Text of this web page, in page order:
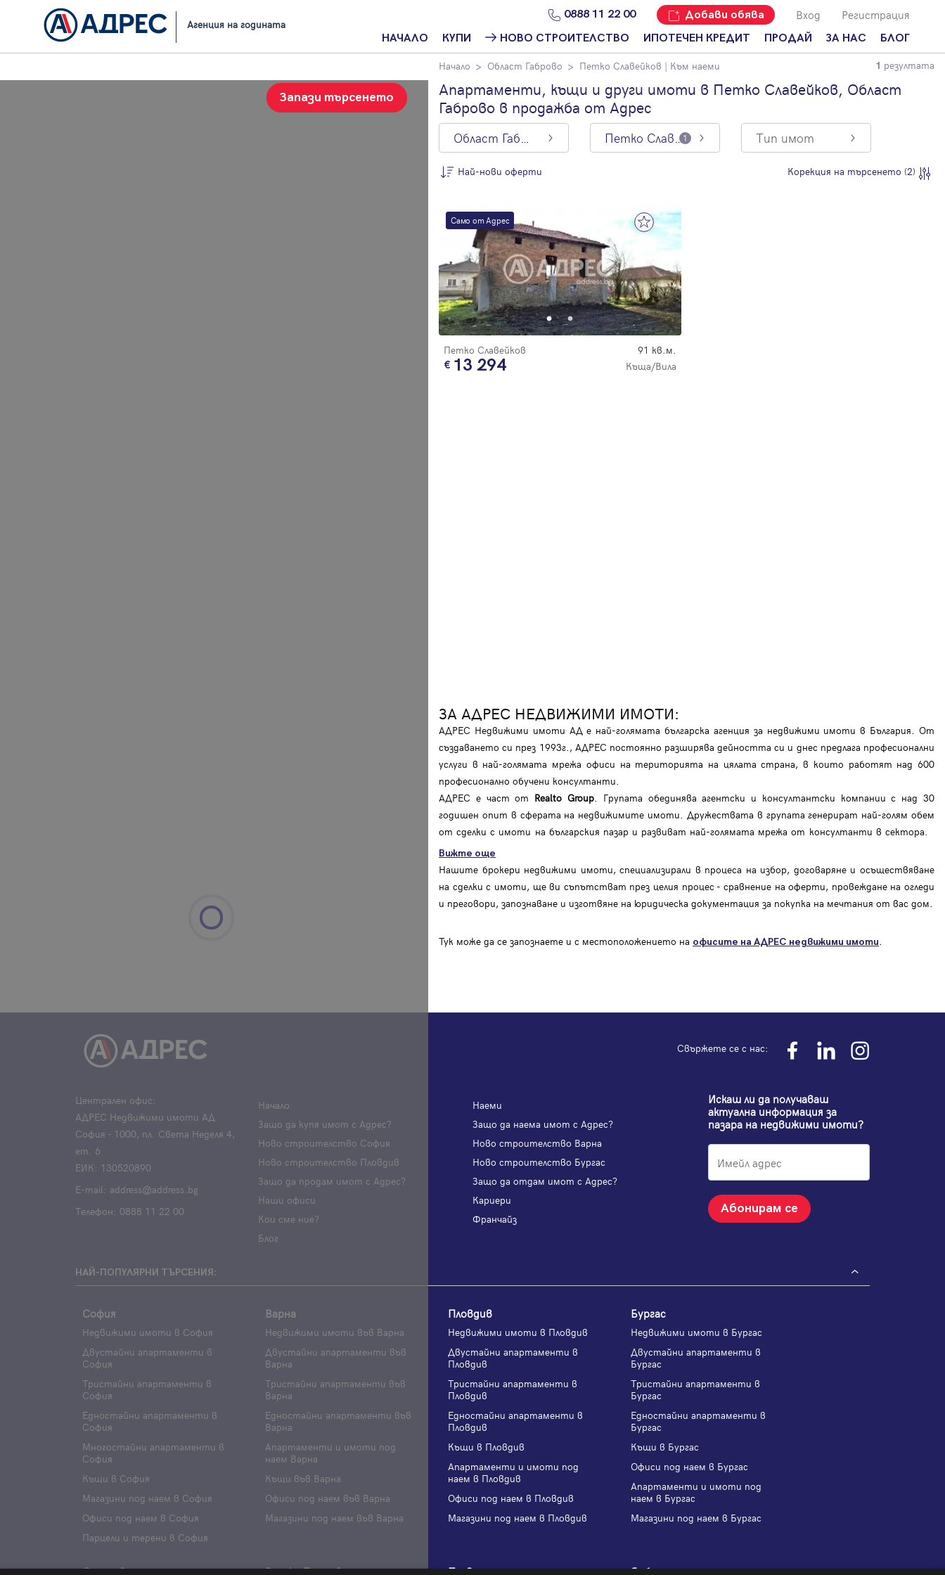
Агенция на годината
0888 11 22 00 Добави обява Вход Регистрация
НАЧАЛО КУПИ
Намери
имот
Защо да купя
Адрес?
НОВО СТРОИТЕЛСТВО
Ново
София
Ново
строителство
Варна
Ново
Ново
строителство
Бургас
Проекти ново
строителство
ИПОТЕЧЕН КРЕДИТ ПРОДАЙ
имот с
Адрес?
ЗА НАС
Кариери
Кои сме ние?
Мениджмънт
Address Run
БЛОГ
За продавачи
За купувачи
Ипотечно
наемодатели
Начало Резултати от търсене
Начало Област Габрово Петко Славейков | Към наеми 1 резултата
Апартаменти, къщи и други имоти в Петко Славейков, Област
Габрово в продажба от Адрес
Запази търсенето
Област Габрово Петко Славейков1 Тип имот
Най-нови оферти
Най-нови
оферти
Цена на кв.м.
С намалена
цена
Корекция на търсенето (2)
Само от Адрес
Петко Славейков 91 кв.м.
13 294 Къща/Вила
ЗА АДРЕС НЕДВИЖИМИ ИМОТИ:
АДРЕС Недвижими имоти АД е най-голямата българска агенция за недвижими имоти в България. От
създаването си през 1993г., АДРЕС постоянно разширява дейността си и днес предлага професионални
услуги в най-голямата мрежа офиси на територията на цялата страна, в които работят над 600
професионално обучени консултанти.
АДРЕС е част от Realto Group. Групата обединява агентски и консултантски компании с над 30
годишен опит в сферата на недвижимите имоти. Дружествата в групата генерират най-голям обем
от сделки с имоти на българския пазар и развиват най-голямата мрежа от консултанти в сектора.
Вижте още
Нашите брокери недвижими имоти, специализирали в процеса на избор, договаряне и осъществяване
на сделки с имоти, ще ви съпътстват през целия процес - сравнение на оферти, провеждане на огледи
и преговори, запознаване и изготвяне на юридическа документация за покупка на мечтания от вас дом.
Тук може да се запознаете и с местоположението на офисите на АДРЕС недвижими имоти.
Благодарим ви! Проверете имейл адрес си, за да активирате
Свържете се с нас:
Централен офис:
АДРЕС Недвижими имоти АД
София - 1000, пл. Света Неделя 4,
ет. 6
ЕИК: 130520890
Е-mail: address@address.bg
Телефон: 0888 11 22 00
Начало
Наеми
Защо да купя имот с Адрес?
Защо да наема имот с Адрес?
Ново строителство София
Ново строителство Варна
Ново строителство Пловдив
Ново строителство Бургас
Защо да продам имот с Адрес?
Защо да отдам имот с Адрес?
Наши офиси
Кариери
Кои сме ние?
Франчайз
Блог
Искаш ли да получаваш
актуална информация за
пазара на недвижими имоти?
Абонирам се
НАЙ-ПОПУЛЯРНИ ТЪРСЕНИЯ:
София
Недвижими имоти в София
Двустайни апартаменти в
София
Тристайни апартаменти в
София
Едностайни апартаменти в
София
Многостайни апартаменти в
София
Къщи в София
Магазини под наем в София
Офиси под наем в София
Парцели и терени в София
Варна
Недвижими имоти във Варна
Двустайни апартаменти във
Варна
Тристайни апартаменти във
Варна
Едностайни апартаменти във
Варна
Апартаменти и имоти под
наем Варна
Къщи във Варна
Офиси под наем във Варна
Магазини под наем във Варна
Пловдив
Недвижими имоти в Пловдив
Двустайни апартаменти в
Пловдив
Тристайни апартаменти в
Пловдив
Едностайни апартаменти в
Пловдив
Къщи в Пловдив
Апартаменти и имоти под
наем в Пловдив
Офиси под наем в Пловдив
Магазини под наем в Пловдив
Бургас
Недвижими имоти в Бургас
Двустайни апартаменти в
Бургас
Тристайни апартаменти в
Бургас
Едностайни апартаменти в
Бургас
Къщи в Бургас
Офиси под наем в Бургас
Апартаменти и имоти под
наем в Бургас
Магазини под наем в Бургас
Стара Загора Велико Търново Плевен Ямбол
Продължи с Facebook
Продължи с Google
или влезте с имейл
Парола